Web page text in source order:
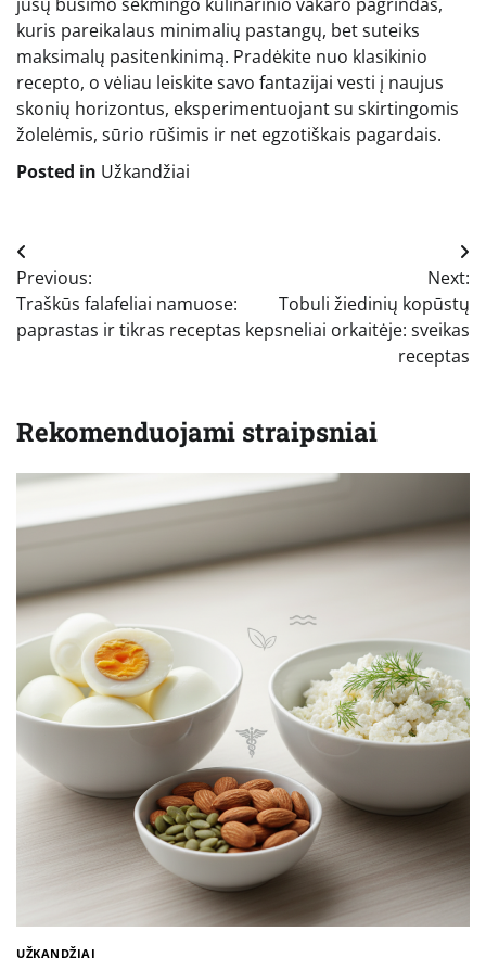
kuris pareikalaus minimalių pastangų, bet suteiks
maksimalų pasitenkinimą. Pradėkite nuo klasikinio
recepto, o vėliau leiskite savo fantazijai vesti į naujus
skonių horizontus, eksperimentuojant su skirtingomis
žolelėmis, sūrio rūšimis ir net egzotiškais pagardais.
Posted in Užkandžiai
Navigacija
tarp
įrašų
Previous:
Traškūs falafeliai namuose:
paprastas ir tikras receptas
Next:
Tobuli žiedinių kopūstų
kepsneliai orkaitėje: sveikas
receptas
Rekomenduojami straipsniai
UŽKANDŽIAI